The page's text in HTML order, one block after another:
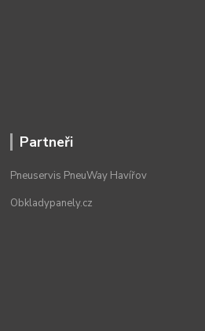
Partneři
Pneuservis PneuWay Havířov
Obkladypanely.cz